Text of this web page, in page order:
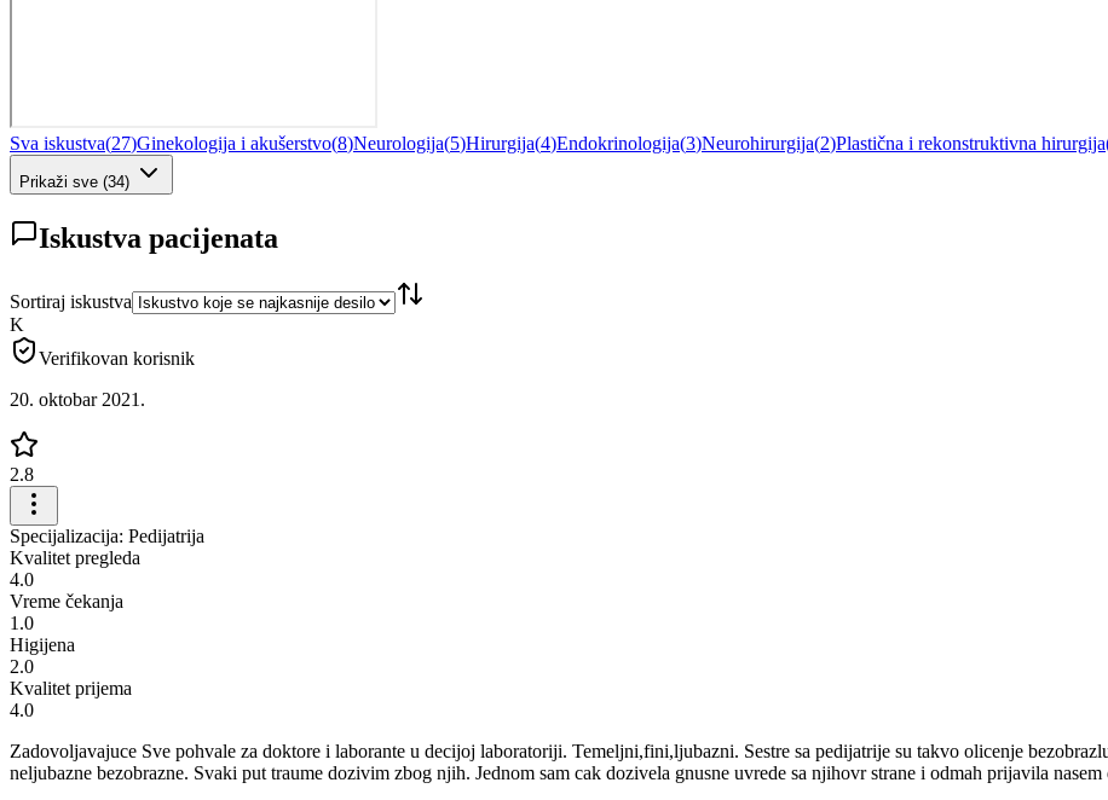
Sva iskustva(27)Ginekologija i akušerstvo(8)Neurologija(5)Hirurgija(4)Endokrinologija(3)Neurohirurgija(2)Plastična i rekonstruktivna hirurgija
Prikaži sve (34)
Iskustva pacijenata
Sortiraj iskustva
K
Verifikovan korisnik
20. oktobar 2021.
2.8
Specijalizacija: Pedijatrija
Kvalitet pregleda
4.0
Vreme čekanja
1.0
Higijena
2.0
Kvalitet prijema
4.0
Zadovoljavajuce Sve pohvale za doktore i laborante u decijoj laboratoriji. Temeljni,fini,ljubazni. Sestre sa pedijatrije su takvo olicenje
neljubazne bezobrazne. Svaki put traume dozivim zbog njih. Jednom sam cak dozivela gnusne uvrede sa njihovr strane i odmah prijavila nasem